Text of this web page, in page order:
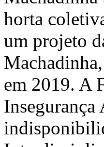
horta
um projeto
em 2019. A